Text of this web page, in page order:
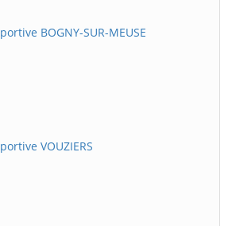
BOGNY-SUR-MEUSE
VOUZIERS